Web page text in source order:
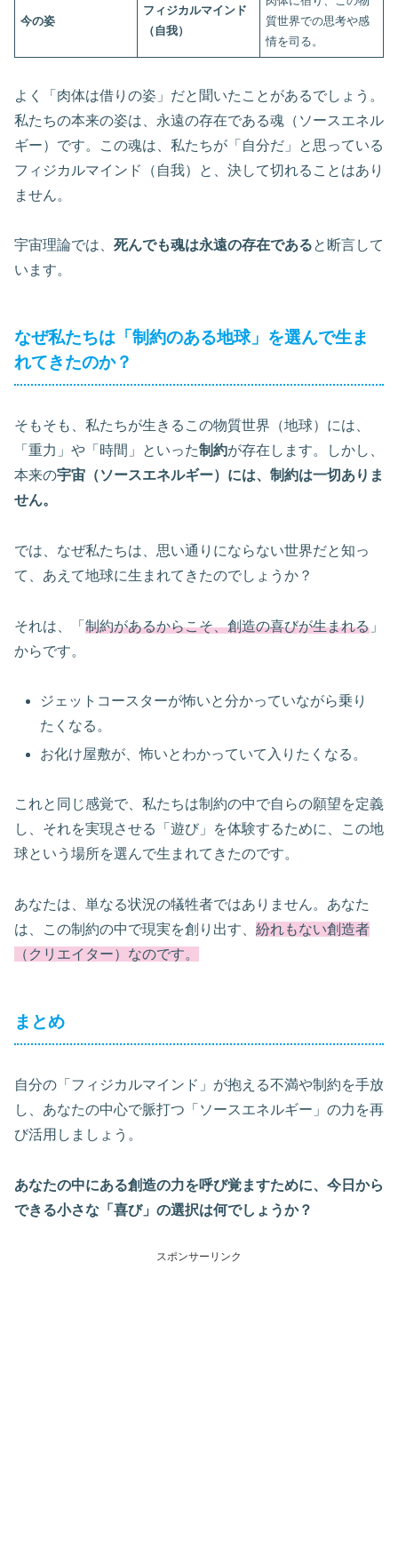
今の姿
フィジカルマインド
（自我）
質世界での思考や感
情を司る。
よく「肉体は借りの姿」だと聞いたことがあるでしょう。
私たちの本来の姿は、永遠の存在である魂（ソースエネル
ギー）です。この魂は、私たちが「自分だ」と思っている
フィジカルマインド（自我）と、決して切れることはあり
ません。
宇宙理論では、 死んでも魂は永遠の存在であると断言して
います。
なぜ私たちは「制約のある地球」を選んで生ま
れてきたのか？
そもそも、私たちが生きるこの物質世界（地球）には、
「重力」や「時間」といった制約が存在します。しかし、
本来の宇宙（ソースエネルギー）には、制約は一切ありま
せん。
では、なぜ私たちは、思い通りにならない世界だと知っ
て、あえて地球に生まれてきたのでしょうか？
それは、「 制約があるからこそ、創造の喜びが生まれる 」
からです。
ジェットコースターが怖いと分かっていながら乗り
たくなる。
お化け屋敷が、怖いとわかっていて入りたくなる。
これと同じ感覚で、私たちは制約の中で自らの願望を定義
し、それを実現させる「遊び」を体験するために、この地
球という場所を選んで生まれてきたのです。
あなたは、単なる状況の犠牲者ではありません。あなた
は、この制約の中で現実を創り出す、 紛れもない創造者
（クリエイター）なのです。
まとめ
自分の「フィジカルマインド」が抱える不満や制約を手放
し、あなたの中心で脈打つ「ソースエネルギー」の力を再
び活用しましょう。
あなたの中にある創造の力を呼び覚ますために、今日から
できる小さな「喜び」の選択は何でしょうか？
スポンサーリンク